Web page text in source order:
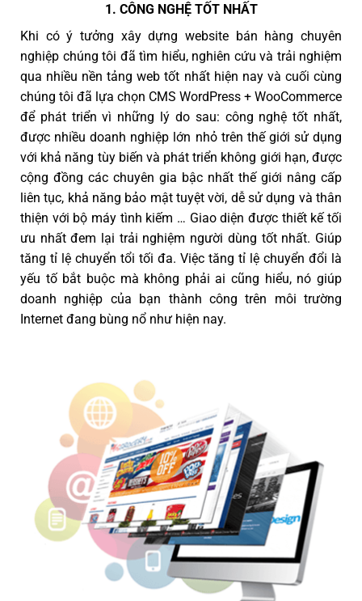
1. CÔNG NGHỆ TỐT NHẤT
Khi có ý tưởng xây dựng website bán hàng chuyên
nghiệp chúng tôi đã tìm hiểu, nghiên cứu và trải nghiệm
qua nhiều nền tảng web tốt nhất hiện nay và cuối cùng
chúng tôi đã lựa chọn CMS WordPress + WooCommerce
để phát triển vì những lý do sau: công nghệ tốt nhất,
được nhiều doanh nghiệp lớn nhỏ trên thế giới sử dụng
với khả năng tùy biến và phát triển không giới hạn, được
cộng đồng các chuyên gia bậc nhất thế giới nâng cấp
liên tục, khả năng bảo mật tuyệt vời, dễ sử dụng và thân
thiện với bộ máy tình kiếm … Giao diện được thiết kế tối
ưu nhất đem lại trải nghiệm người dùng tốt nhất. Giúp
tăng tỉ lệ chuyển tổi tối đa. Việc tăng tỉ lệ chuyển đổi là
yếu tố bắt buộc mà không phải ai cũng hiểu, nó giúp
doanh nghiệp của bạn thành công trên môi trường
Internet đang bùng nổ như hiện nay.